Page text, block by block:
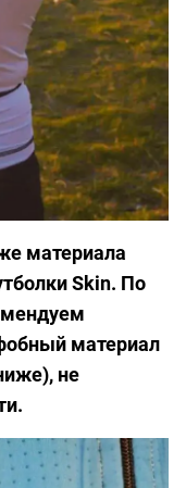
материала
Skin. По
материал
не